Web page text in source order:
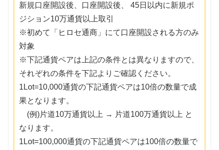
新規口座開設後、口座開設後、 45日以内に新規ポ
ジション10万通貨以上取引
※初めて「ヒロセ通商」にて口座開設される方のみ
対象
※下記通貨ペアは上記の条件とは異なりますので、
それぞれの条件を下記よりご確認ください。
1Lot=10,000通貨の下記通貨ペアは10倍の数量で成
果となります。
(例)片道10万通貨以上 → 片道100万通貨以上 と
なります。
1Lot=100,000通貨の下記通貨ペアは100倍の数量で